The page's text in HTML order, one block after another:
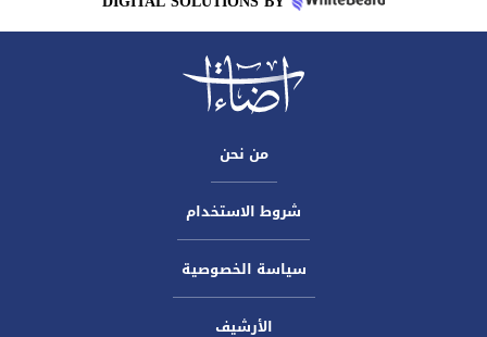
من نحن
شروط الاستخدام
سياسة الخصوصية
الأرشيف